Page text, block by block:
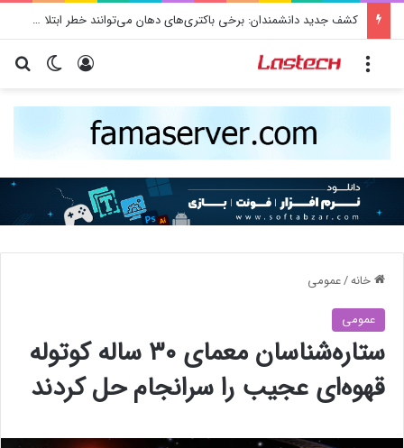
کشف جدید دانشمندان: برخی باکتری‌های دهان می‌توانند خطر ابتلا به آلزایمر را افزایش دهند
تغییر ورود
خانه/عمومی
عمومی
ستاره‌شناسان معمای ۳۰ ساله کوتوله
قهوه‌ای عجیب را سرانجام حل کردند